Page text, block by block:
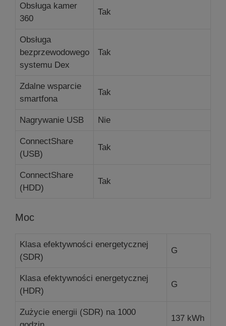
Obsługa kamer
360
Tak
Obsługa
bezprzewodowego
systemu Dex
Tak
Zdalne wsparcie
smartfona
Tak
Nagrywanie USB Nie
ConnectShare
(USB)
Tak
ConnectShare
(HDD)
Tak
Moc
Klasa efektywności energetycznej
(SDR)
G
Klasa efektywności energetycznej
(HDR)
G
Zużycie energii (SDR) na 1000
137 kWh